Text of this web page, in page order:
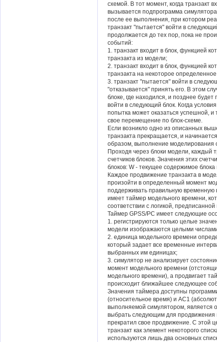
схемой. В тот момент, когда транзакт
вызывается подпрограмма
после ее выполнения, при котором
транзакт "пытается" войти в
продолжается до тех пор, пока не
событий:
1. транзакт входит в блок, функцией
транзакта из модели;
2. транзакт входит в блок, функцией
транзакта на некоторое
3. транзакт "пытается" войти в
"отказывается" принять его. В этом
блоке, где находился, и позднее будет
войти в следующий блок. Когда
попытка может оказаться успешной, и
свое перемещение по блок-схеме.
Если возникло одно из описанных
транзакта прекращается, и
образом, выполнение моделирования
Проходя через блоки модели, каждый
счетчиков блоков. Значения этих
блоков: W - текущее содержимое
Каждое продвижение транзакта в
произойти в определенный момент
поддерживать правильную временную
имеет таймер модельного времени,
соответствии с логикой,
Таймер GPSS/PC имеет следующие
1. регистрируются только целые
модели изображаются целыми
2. единица модельного времени
который задает все временные
выбранных им единицах;
3. симулятор не анализирует
момент модельного времени
модельного времени), а продвигает
происходит ближайшее следующее
Значения таймера доступны
(относительное время) и AC1
выполняемой симулятором, является
выбрать следующим для продвижения
прекратил свое продвижение. С этой
транзакт как элемент некоторого
используются лишь два основных